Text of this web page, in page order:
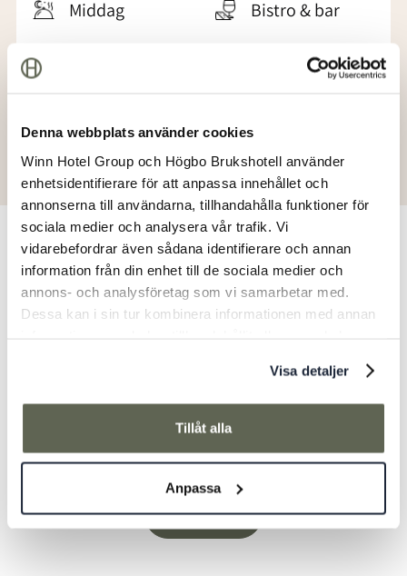
Denna webbplats använder cookies
Winn Hotel Group och Högbo Brukshotell använder
enhetsidentifierare för att anpassa innehållet och
annonserna till användarna, tillhandahålla funktioner för
sociala medier och analysera vår trafik. Vi
vidarebefordrar även sådana identifierare och annan
information från din enhet till de sociala medier och
annons- och analysföretag som vi samarbetar med.
Dessa kan i sin tur kombinera informationen med annan
Visa detaljer
Tillåt alla
Anpassa
Middag Bistro & bar
Allergier
Boka bord
stå i centrum. Våra kockar lagar maten med
hagar och förädlingar här i Högbo.
Boka bord